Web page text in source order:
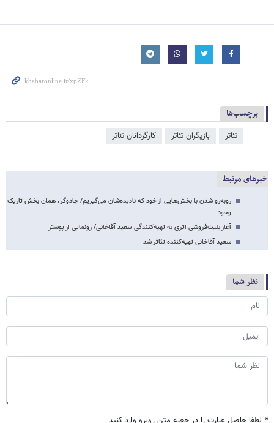
برچسب‌ها
تئاتر بازیگران تئاتر کارگردانان تئاتر
خبرهای مرتبط
روبه‌رو شدن با بخش‌هایی از خود که نادیده‌شان می‌گیریم/ جادوگر، همان بخش تاریک
وجود…
آغاز بلیت‌فروشی اثری به تهیه‌کنندگی سعید آقاخانی/ رونمایی از پوستر
سعید آقاخانی تهیه‌کننده تئاتر شد
نظر شما